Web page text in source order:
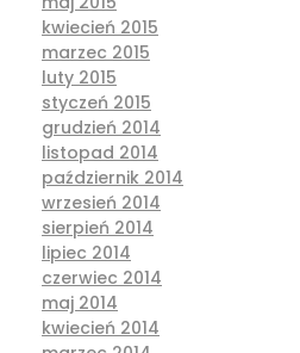
kwiecień 2015
marzec 2015
luty 2015
styczeń 2015
grudzień 2014
listopad 2014
październik 2014
wrzesień 2014
sierpień 2014
lipiec 2014
czerwiec 2014
maj 2014
kwiecień 2014